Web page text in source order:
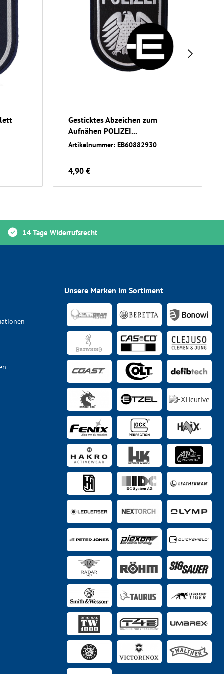
Gesticktes Abzeichen zum
Aufnähen POLIZEI...
Artikelnummer: EB60882930
4,90 €
14 Tage Widerrufsrecht
Unsere Marken im Sortiment